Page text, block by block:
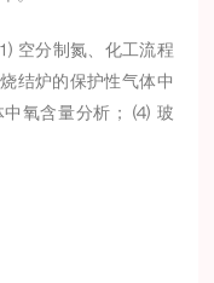
空分制氮、化工流程
结炉的保护性气体中
氧含量分析； ⑷ 玻